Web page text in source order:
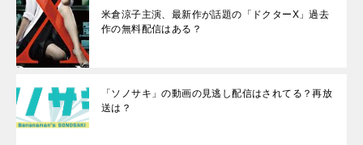
米倉涼子主演、最新作が話題の「ドクターX」過去
作の無料配信はある？
「ソノサキ」の動画の見逃し配信はされてる？再放
送は？